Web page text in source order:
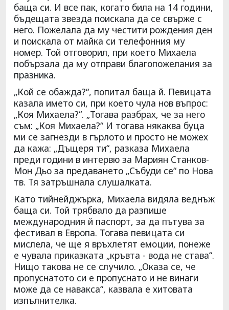
баща си. И все пак, когато била на 14 години,
бъдещата звезда поискала да се свърже с
него. Пожелала да му честити рождения ден
и поискала от майка си телефонния му
номер. Той отговорил, при което Михаела
побързала да му отправи благопожелания за
празника.
„Кой се обажда?“, попитал баща й. Певицата
казала името си, при което чула нов въпрос:
„Коя Михаела?“. „Тогава разбрах, че за него
съм: „Коя Михаела?“ И тогава някаква буца
ми се загнезди в гърлото и просто не можех
да кажа: „Дъщеря ти“, разказа Михаела
преди години в интервю за Мариян Станков-
Мон Дьо за предаването „Събуди се“ по Нова
тв. Тя затръшнала слушалката.
Като тийнейджърка, Михаела видяла веднъж
баща си. Той трябвало да разпише
международния й паспорт, за да пътува за
фестивал в Европа. Тогава певицата си
мислела, че ще я връхлетят емоции, понеже
е чувала приказката „кръвта - вода не става“.
Нищо такова не се случило. „Оказа се, че
пропуснатото си е пропуснато и не винаги
може да се навакса“, казвала е хитовата
изпълнителка.